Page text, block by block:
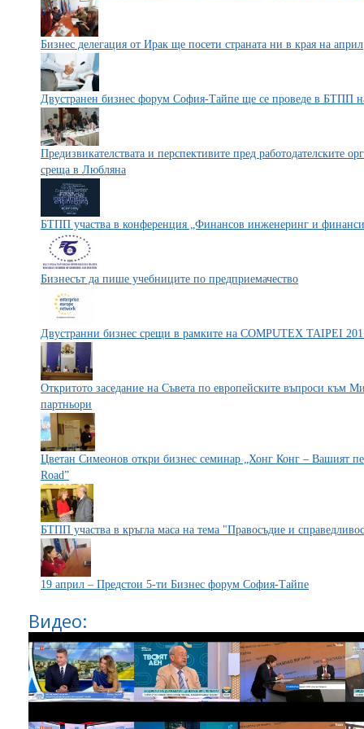
Бизнес делегация от Ирак ще посети страната ни в края на април
Двустранен бизнес форум София-Тайпе ще се проведе в БТПП
Предизвикателствата и перспективите пред работодателските
среща в Любляна
БТПП участва в конференция „Финансов инженеринг и
Бизнесът да пише учебниците по предприемачество
Двустранни бизнес срещи в рамките на COMPUTEX TAIPEI
Откритото заседание на Съвета по европейските въпроси към
партньори
Цветан Симеонов откри бизнес семинар „Хонг Конг – Вашият
Road”
БТПП участва в кръгла маса на тема "Правосъдие и
19 април – Предстои 5-ти Бизнес форум София-Тайпе
Видео: